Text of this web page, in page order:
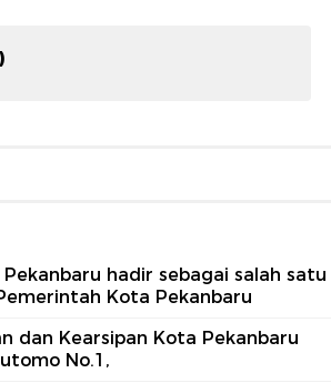
Pekanbaru hadir sebagai salah satu
Kota Pekanbaru
dan Kearsipan Kota Pekanbaru
No.1,